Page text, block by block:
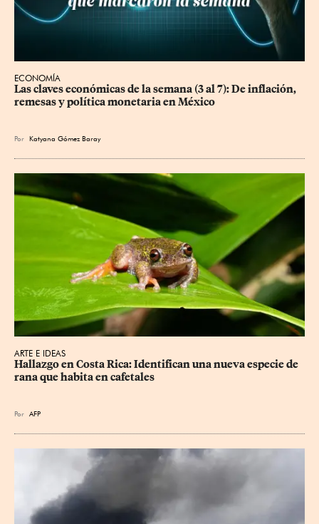
ECONOMÍA
Las claves económicas de la semana (3 al 7): De inflación,
remesas y política monetaria en México
Por Katyana Gómez Baray
ARTE E IDEAS
Hallazgo en Costa Rica: Identifican una nueva especie de
rana que habita en cafetales
Por AFP